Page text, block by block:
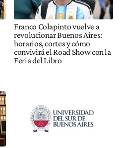
Franco Colapinto vuelve a
revolucionar Buenos Aires:
horarios, cortes y cómo
convivirá el Road Show con la
Feria del Libro